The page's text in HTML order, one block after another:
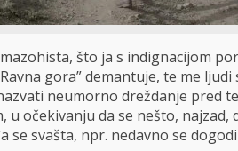
što ja s indignacijom
gora” demantuje, te me
neumorno dreždanje pred
u očekivanju da se nešto, najzad,
se svašta, npr. nedavno se